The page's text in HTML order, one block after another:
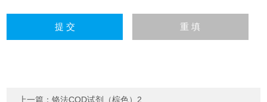
上一篇：铬法COD试剂（棕色）2